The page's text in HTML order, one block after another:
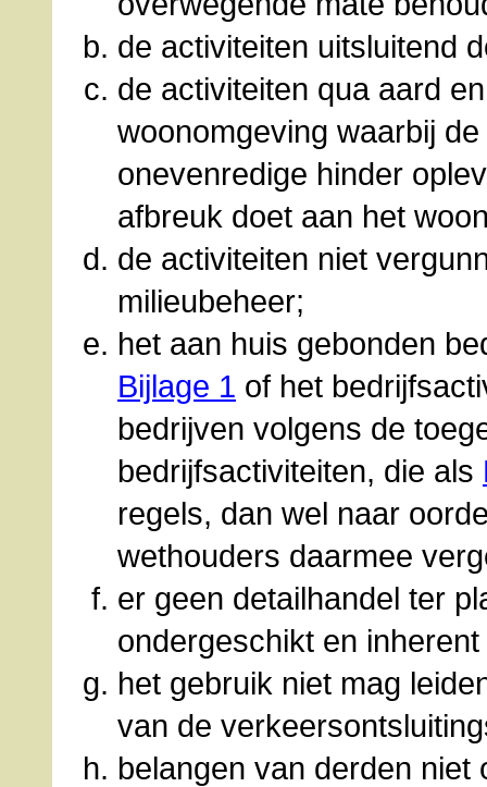
de activiteiten uitsluitend
de activiteiten qua aard
woonomgeving waarbij
onevenredige hinder
afbreuk doet aan het
de activiteiten niet
milieubeheer;
het aan huis gebonden
Bijlage 1 of het
bedrijven volgens de
bedrijfsactiviteiten, die als
regels, dan wel naar
wethouders daarmee
er geen detailhandel ter
ondergeschikt en
het gebruik niet mag
van de
belangen van derden